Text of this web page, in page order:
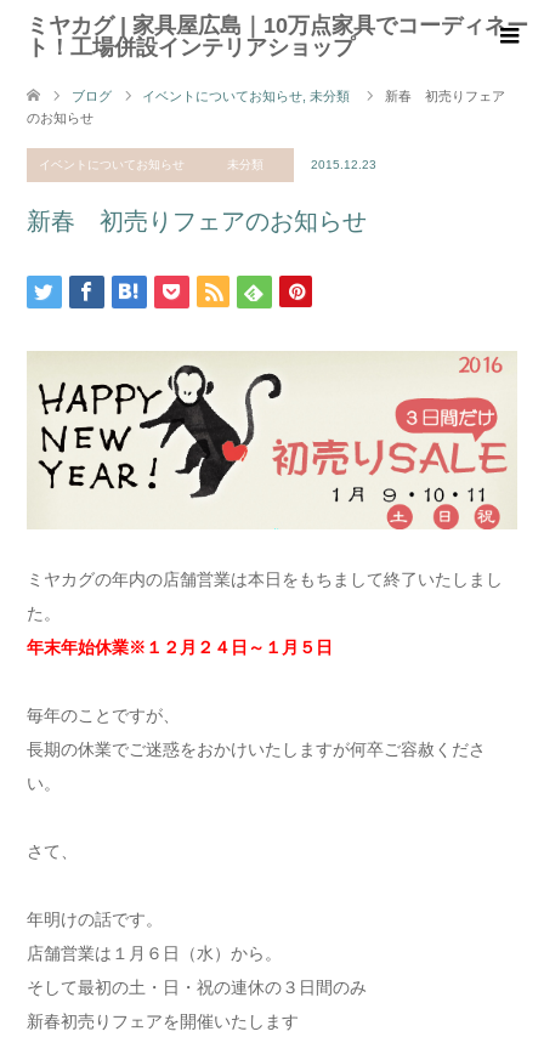
ミヤカグ | 家具屋広島｜10万点家具でコーディネー
ト！工場併設インテリアショップ
ブログ イベントについてお知らせ 未分類
新春 初売りフェア
のお知らせ
イベントについてお知らせ 未分類 2015.12.23
新春 初売りフェアのお知らせ
ミヤカグの年内の店舗営業は本日をもちまして終了いたしまし
た。
年末年始休業※１２月２４日～１月５日
毎年のことですが、
長期の休業でご迷惑をおかけいたしますが何卒ご容赦くださ
い。
さて、
年明けの話です。
店舗営業は１月６日（水）から。
そして最初の土・日・祝の連休の３日間のみ
新春初売りフェアを開催いたします